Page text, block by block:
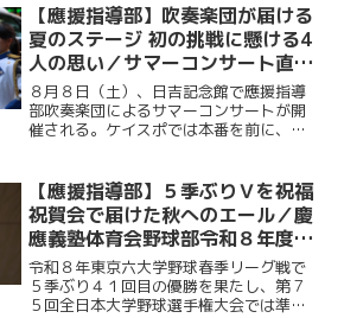
【應援指導部】吹奏楽団が届ける
夏のステージ 初の挑戦に懸ける4
人の思い／サマーコンサート直前
インタビュー
８月８日（土）、日吉記念館で應援指導
部吹奏楽団によるサマーコンサートが開
催される。ケイスポでは本番を前に、ス
ビュー。それぞれの役割や公演の見どこ
ろ、サマーコンサートに懸...
【應援指導部】５季ぶりＶを祝福
祝賀会で届けた秋へのエール／慶
應義塾体育会野球部令和８年度東
京六大学野球春季リーグ戦優勝
祝賀会～後編～
令和８年東京六大学野球春季リーグ戦で
５季ぶり４１回目の優勝を果たし、第７
５回全日本大学野球選手権大会では準優